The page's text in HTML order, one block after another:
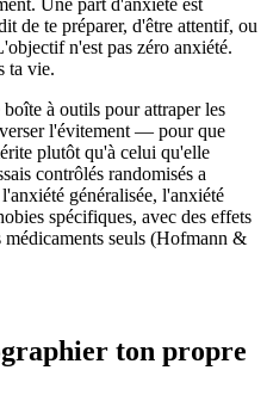
Une part d'anxiété est
de te préparer, d'être attentif, ou
n'est pas zéro anxiété.
ta vie.
à outils pour attraper les
l'évitement — pour que
plutôt qu'à celui qu'elle
contrôlés randomisés a
généralisée, l'anxiété
spécifiques, avec des effets
seuls (Hofmann &
ton propre